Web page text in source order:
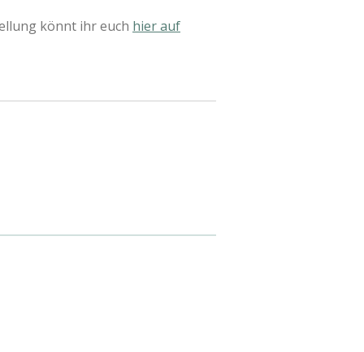
könnt ihr euch hier auf